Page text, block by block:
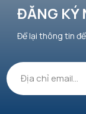
ĐĂNG KÝ
Để lại thông tin